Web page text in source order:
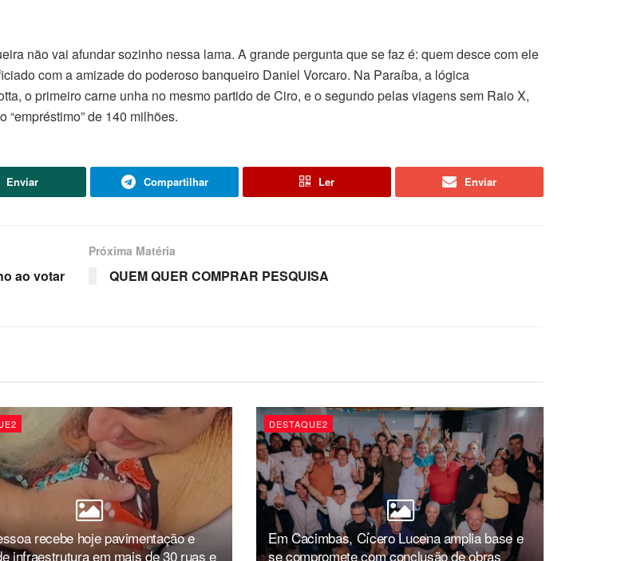
não vai afundar sozinho nessa lama. A grande pergunta que se faz é: quem desce com ele
com a amizade do poderoso banqueiro Daniel Vorcaro. Na Paraíba, a lógica
o primeiro carne unha no mesmo partido de Ciro, e o segundo pelas viagens sem Raio X,
de 140 milhões.
Enviar Compartilhar Ler Enviar
ao votar
Próxima Matéria
QUEM QUER COMPRAR PESQUISA
recebe hoje pavimentação e
infraestrutura em mais de 30 ruas e
DESTAQUE2
Em Cacimbas, Cícero Lucena amplia base e
se compromete com conclusão de obras